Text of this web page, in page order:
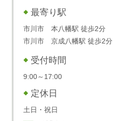
最寄り駅
市川市 本八幡駅 徒歩2分
市川市 京成八幡駅 徒歩2分
受付時間
9:00～17:00
定休日
土日・祝日